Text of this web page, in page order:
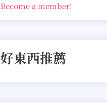
Become a member!
好東西推薦